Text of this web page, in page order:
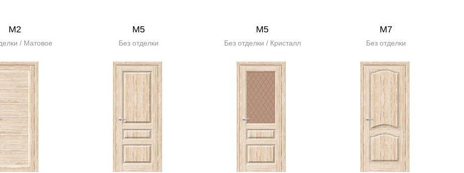
М2
/ Матовое
М5
Без отделки
М5
Без отделки / Кристалл
М7
Без отделки